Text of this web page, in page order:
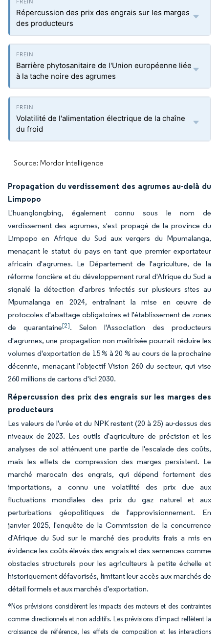
Répercussion des prix des engrais sur les marges
des producteurs
Barrière phytosanitaire de l'Union européenne liée
à la tache noire des agrumes
Volatilité de l'alimentation électrique de la chaîne
du froid
Source: Mordor Intelligence
Propagation du verdissement des agrumes au-delà du
Limpopo
L'huanglongbing, également connu sous le nom de
verdissement des agrumes, s'est propagé de la province du
Limpopo en Afrique du Sud aux vergers du Mpumalanga,
menaçant le statut du pays en tant que premier exportateur
africain d'agrumes. Le Département de l'agriculture, de la
réforme foncière et du développement rural d'Afrique du Sud a
signalé la détection d'arbres infectés sur plusieurs sites au
Mpumalanga en 2024, entraînant la mise en œuvre de
protocoles d'abattage obligatoires et l'établissement de zones
de quarantaine[2]. Selon l'Association des producteurs
d'agrumes, une propagation non maîtrisée pourrait réduire les
volumes d'exportation de 15 % à 20 % au cours de la prochaine
décennie, menaçant l'objectif Vision 260 du secteur, qui vise
260 millions de cartons d'ici 2030.
Répercussion des prix des engrais sur les marges des
producteurs
Les valeurs de l'urée et du NPK restent (20 à 25) au-dessus des
niveaux de 2023. Les outils d'agriculture de précision et les
analyses de sol atténuent une partie de l'escalade des coûts,
mais les effets de compression des marges persistent. Le
marché marocain des engrais, qui dépend fortement des
importations, a connu une volatilité des prix due aux
fluctuations mondiales des prix du gaz naturel et aux
perturbations géopolitiques de l'approvisionnement. En
janvier 2025, l'enquête de la Commission de la concurrence
d'Afrique du Sud sur le marché des produits frais a mis en
évidence les coûts élevés des engrais et des semences comme
obstacles structurels pour les agriculteurs à petite échelle et
historiquement défavorisés, limitant leur accès aux marchés de
détail formels et aux marchés d'exportation.
*Nos prévisions considèrent les impacts des moteurs et des contraintes
comme directionnels et non additifs. Les prévisions d'impact reflètent la
croissance de référence, les effets de composition et les interactions